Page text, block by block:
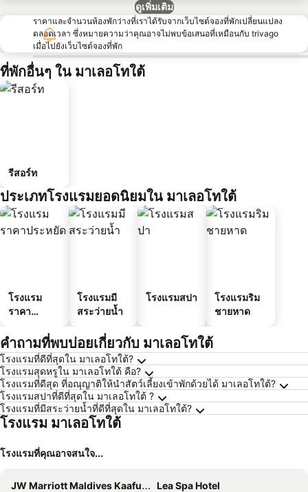
ดูเพิ่มเติม
ราคาและจำนวนห้องพักว่างที่เราได้รับจากเว็บไซต์จองที่พักเปลี่ยนแปลง
ตลอดเวลา ซึ่งหมายความว่าคุณอาจไม่พบข้อเสนอที่เหมือนกับ trivago
เมื่อไปยังเว็บไซต์จองที่พัก
ที่พักอื่นๆ ใน มาเลอโทใต้
รีสอร์ท
ประเภทโรงแรมยอดนิยมใน มาเลอโทใต้
โรงแรม
ราคา
โรงแรมมี
สระว่ายน้ำ
โรงแรมสปา
โรงแรมริม
ชายหาด
คำถามที่พบบ่อยเกี่ยวกับ มาเลอโทใต้
โรงแรมที่ดีที่สุดใน มาเลอโทใต้?
โรงแรมสุดหรูใน มาเลอโทใต้ คือ?
โรงแรมที่ดีสุด ที่อณุญาติให้นำสัตว์เลี้ยงเข้าพักด้วยได้ มาเลอโทใต้?
โรงแรมสปาที่ดีที่สุดใน มาเลอโทใต้ ?
โรงแรมที่มีสระว่ายน้ำที่ดีที่สุดใน มาเลอโทใต้?
โรงแรม มาเลอโทใต้
โรงแรมที่คุณอาจสนใจ...
JW Marriott Maldives Kaafu Atoll Island Resort
Lea Spa Hotel